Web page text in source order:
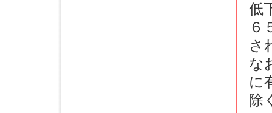
低
６
さ
な
に
除